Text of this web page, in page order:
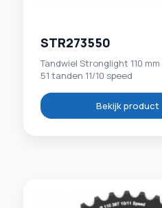
STR273550
Tandwiel Stronglight 110
51 tanden 11/10 speed
Bekijk product